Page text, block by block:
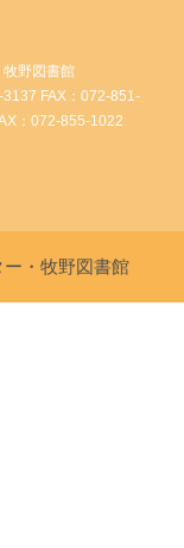
野図書館
3137 FAX：072-851-
：072-855-1022
・牧野図書館